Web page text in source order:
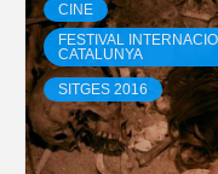
CINE
FESTIVAL
CATALUNYA
SITGES 2016